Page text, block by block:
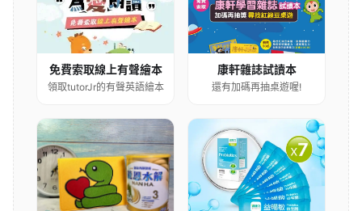
免費索取線上有聲繪本
領取tutorJr的有聲英語繪本
康軒雜誌試讀本
還有加碼再抽桌遊喔!